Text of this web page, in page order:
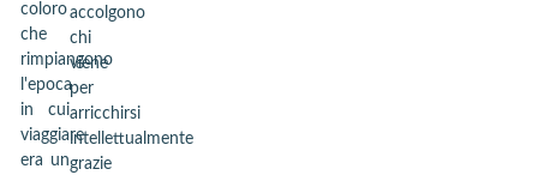
coloro
che
rimpiangono
l'epoca
in cui
viaggiare
era un
accolgono
chi
viene
per
arricchirsi
intellettualmente
grazie